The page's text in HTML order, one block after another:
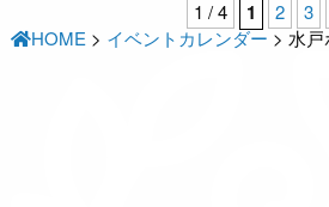
1 / 4 1 2 3
HOME > イベントカレンダー >水戸